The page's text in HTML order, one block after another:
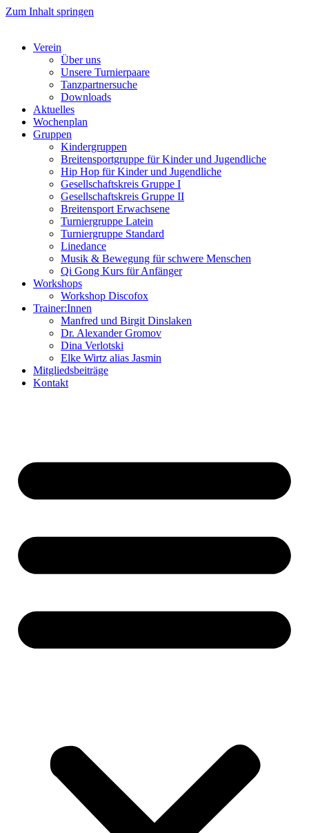
Zum Inhalt springen
Verein
Über uns
Unsere Turnierpaare
Tanzpartnersuche
Downloads
Aktuelles
Wochenplan
Gruppen
Kindergruppen
Breitensportgruppe für Kinder und Jugendliche
Hip Hop für Kinder und Jugendliche​
Gesellschaftskreis Gruppe I
Gesellschaftskreis Gruppe II
Breitensport Erwachsene
Turniergruppe Latein
Turniergruppe Standard
Linedance
Musik & Bewegung für schwere Menschen​
Qi Gong Kurs für Anfänger
Workshops
Workshop Discofox
Trainer:Innen
Manfred und Birgit Dinslaken
Dr. Alexander Gromov
Dina Verlotski
Elke Wirtz alias Jasmin
Mitgliedsbeiträge
Kontakt